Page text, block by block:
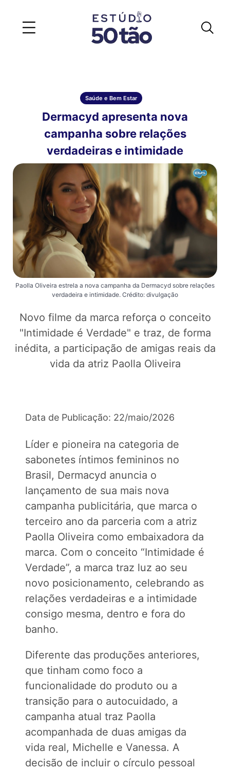
Saúde e Bem Estar
Dermacyd apresenta nova
campanha sobre relações
verdadeiras e intimidade
Paolla Oliveira estrela a nova campanha da Dermacyd sobre relações
verdadeira e intimidade. Crédito: divulgação
Novo filme da marca reforça o conceito
"Intimidade é Verdade" e traz, de forma
inédita, a participação de amigas reais da
vida da atriz Paolla Oliveira
Data de Publicação: 22/maio/2026
Líder e pioneira na categoria de
sabonetes íntimos femininos no
Brasil, Dermacyd anuncia o
lançamento de sua mais nova
campanha publicitária, que marca o
terceiro ano da parceria com a atriz
Paolla Oliveira como embaixadora da
marca. Com o conceito “Intimidade é
Verdade”, a marca traz luz ao seu
novo posicionamento, celebrando as
relações verdadeiras e a intimidade
consigo mesma, dentro e fora do
banho.
Diferente das produções anteriores,
que tinham como foco a
funcionalidade do produto ou a
transição para o autocuidado, a
campanha atual traz Paolla
acompanhada de duas amigas da
vida real, Michelle e Vanessa. A
decisão de incluir o círculo pessoal